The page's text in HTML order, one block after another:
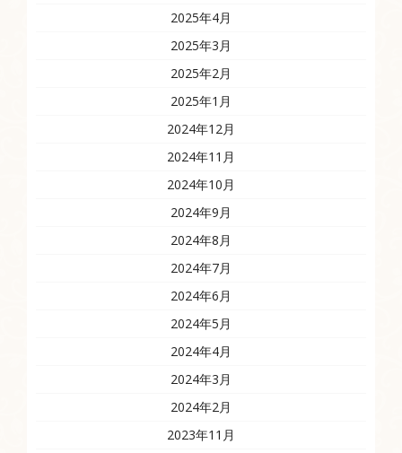
2025年4月
2025年3月
2025年2月
2025年1月
2024年12月
2024年11月
2024年10月
2024年9月
2024年8月
2024年7月
2024年6月
2024年5月
2024年4月
2024年3月
2024年2月
2023年11月